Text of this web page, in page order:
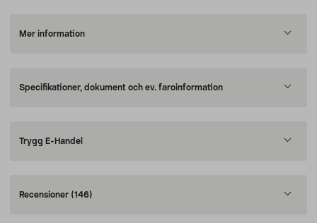
Mer information
Specifikationer, dokument och ev. faroinformation
Trygg E-Handel
Recensioner (146)